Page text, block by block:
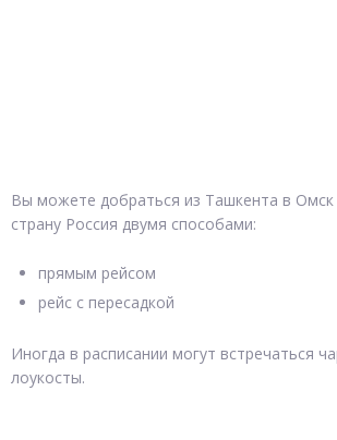
Вы можете добраться из Ташкента в
страну Россия двумя способами:
прямым рейсом
рейс с пересадкой
Иногда в расписании могут встречаться
лоукосты.